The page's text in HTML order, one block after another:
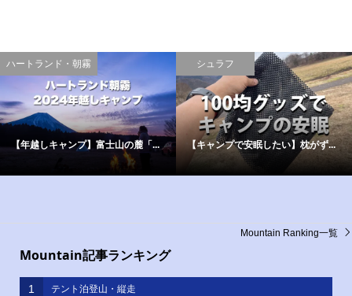
ハートランド・朝霧
【年越しキャンプ】富士山の麓「...
シュラフ
【キャンプで安眠したい】枕がず...
Mountain記事ランキング
1 テント泊登山・縦走
Mountain Ranking一覧